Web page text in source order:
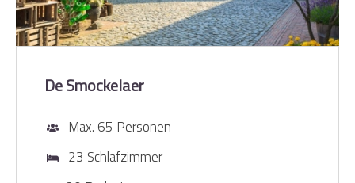
De Smockelaer
Max. 65 Personen
23 Schlafzimmer